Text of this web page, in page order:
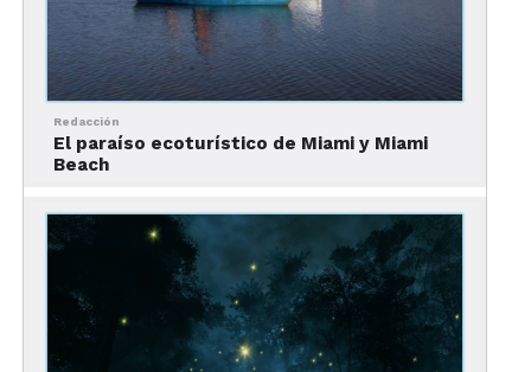
destino sostenible es el
Fiesta Inn Puerto Vallarta
Isla, un resort que también implementa acciones a
favor del medio ambiente, disminuyendo sus
residuos plásticos y proporcionando amenidades
de productos de belleza y cuidado personal en
Redacción
El paraíso ecoturístico de Miami y Miami
Beach